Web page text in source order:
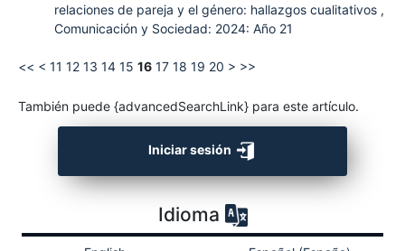
relaciones de pareja y el género: hallazgos cualitativos ,
Comunicación y Sociedad: 2024: Año 21
<< < 11 12 13 14 15 16 17 18 19 20 > >>
También puede {advancedSearchLink} para este artículo.
Iniciar sesión
Idioma